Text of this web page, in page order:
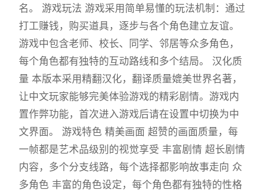
名。 游戏玩法 游戏采用简单易懂的玩法机制：通过
打工赚钱，购买道具，逐步与各个角色建立友谊。
游戏中包含老师、校长、同学、邻居等众多角色，
每个角色都有独特的互动路线和多个结局。 汉化质
量 本版本采用精翻汉化，翻译质量媲美世界名著，
让中文玩家能够完美体验游戏的精彩剧情。游戏内
置作弊功能，首次进入游戏后请在设置中切换为中
文界面。 游戏特色 精美画面 超赞的画面质量，每
一帧都是艺术品级别的视觉享受 丰富剧情 超长剧情
内容，多个分支线路，每个选择都影响故事走向 众
多角色 丰富的角色设定，每个角色都有独特的性格